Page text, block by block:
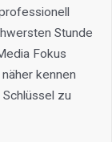
Stunde
Fokus
kennen
zu